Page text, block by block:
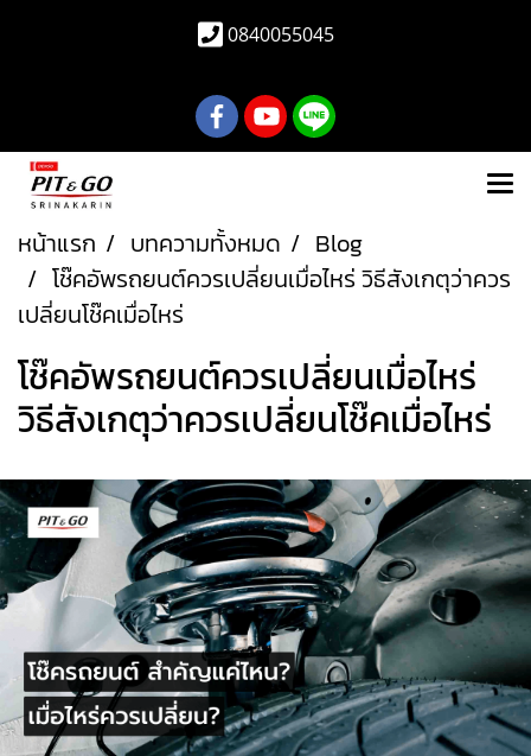
0840055045
หน้าแรก บทความทั้งหมด
Blog
โช๊คอัพรถยนต์ควรเปลี่ยนเมื่อไหร่ วิธีสังเกตุว่าควร
เปลี่ยนโช๊คเมื่อไหร่
โช๊คอัพรถยนต์ควรเปลี่ยนเมื่อไหร่
วิธีสังเกตุว่าควรเปลี่ยนโช๊คเมื่อไหร่